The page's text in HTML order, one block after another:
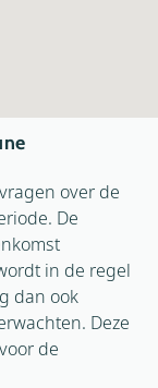
over de
De
in de regel
dan ook
Deze
de